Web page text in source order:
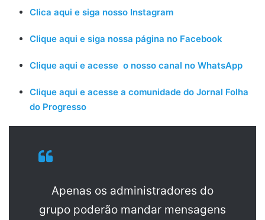
Clica aqui e siga nosso Instagram
Clique aqui e siga nossa página no Facebook
Clique aqui e acesse o nosso canal no WhatsApp
Clique aqui e acesse a comunidade do Jornal Folha
do Progresso
Apenas os administradores do
grupo poderão mandar mensagens